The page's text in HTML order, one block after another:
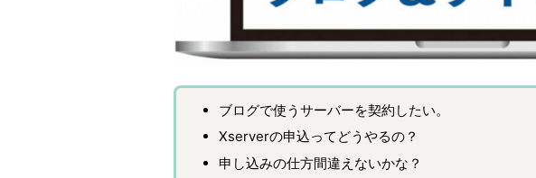
ブログで使うサーバーを契約したい。
Xserverの申込ってどうやるの？
申し込みの仕方間違えないかな？